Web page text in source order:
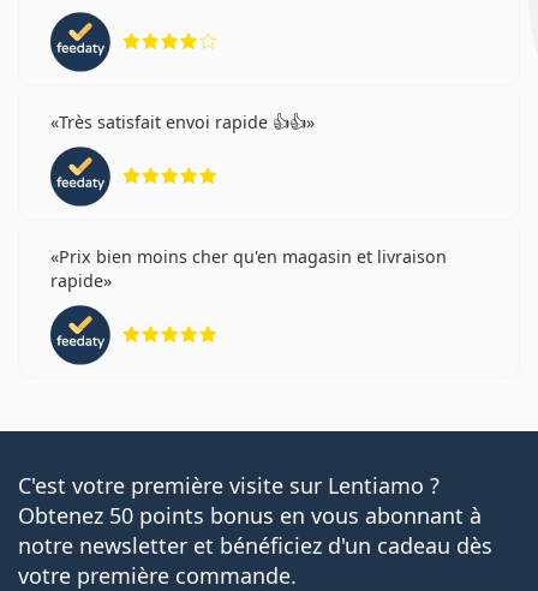
Très satisfait envoi rapide 👍👍
Prix bien moins cher qu'en magasin et livraison
rapide
C'est votre première visite sur Lentiamo ?
Obtenez 50 points bonus en vous abonnant à
notre newsletter et bénéficiez d'un cadeau dès
votre première commande.